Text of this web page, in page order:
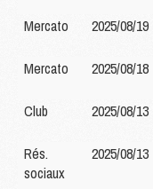
Mercato
2025/08/19
Mercato
2025/08/18
Club
2025/08/13
Rés.
sociaux
2025/08/13